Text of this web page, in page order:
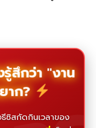
สึกว่า "งาน
าก?
ซิสกัดกินเวลาของ